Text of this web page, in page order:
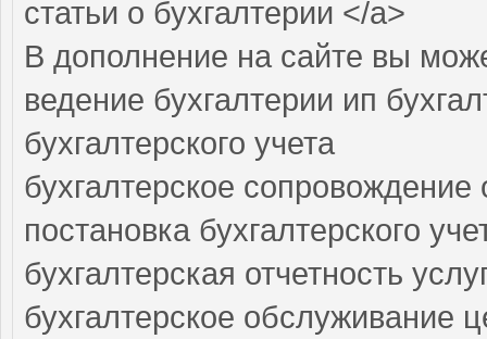
статьи о бухгалтерии </a>
В дополнение на сайте вы
ведение бухгалтерии ип
бухгалтерского учета
бухгалтерское
постановка бухгалтерского
бухгалтерская отчетность
бухгалтерское обслуживание